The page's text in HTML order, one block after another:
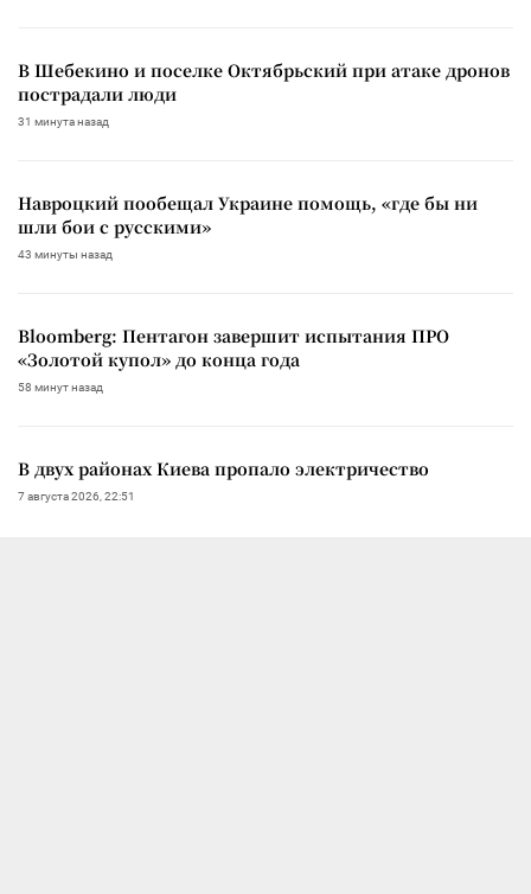
В Шебекино и поселке Октябрьский при атаке дронов
пострадали люди
31 минута назад
Навроцкий пообещал Украине помощь, «где бы ни
шли бои с русскими»
43 минуты назад
Bloomberg: Пентагон завершит испытания ПРО
«Золотой купол» до конца года
58 минут назад
В двух районах Киева пропало электричество
7 августа 2026, 22:51